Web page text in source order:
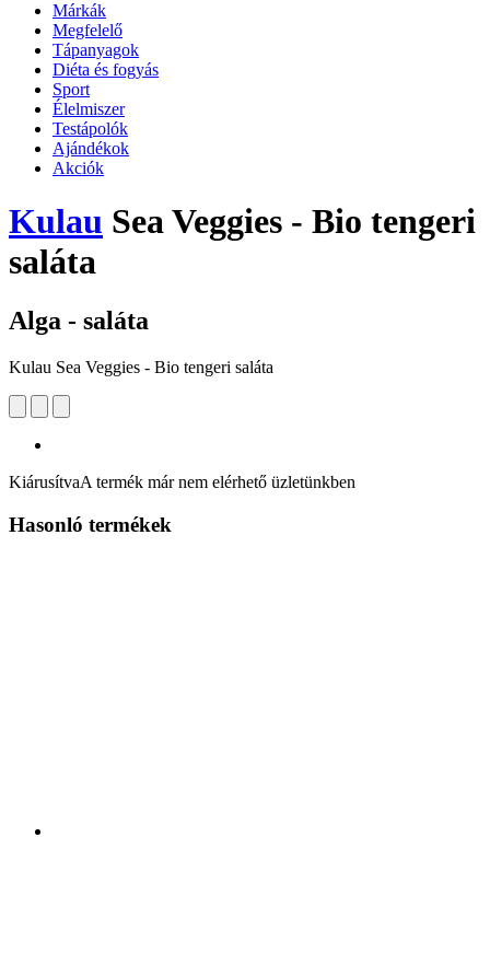
Márkák
Megfelelő
Tápanyagok
Diéta és fogyás
Sport
Élelmiszer
Testápolók
Ajándékok
Akciók
Kulau Sea Veggies - Bio tengeri
saláta
Alga - saláta
Kulau Sea Veggies - Bio tengeri saláta
KiárusítvaA termék már nem elérhető üzletünkben
Hasonló termékek